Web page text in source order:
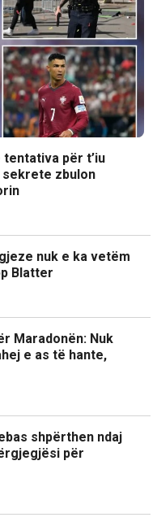
për t’iu
sekrete zbulon
nuk e ka vetëm
Blatter
Maradonën: Nuk
e as të hante,
shpërthen ndaj
për